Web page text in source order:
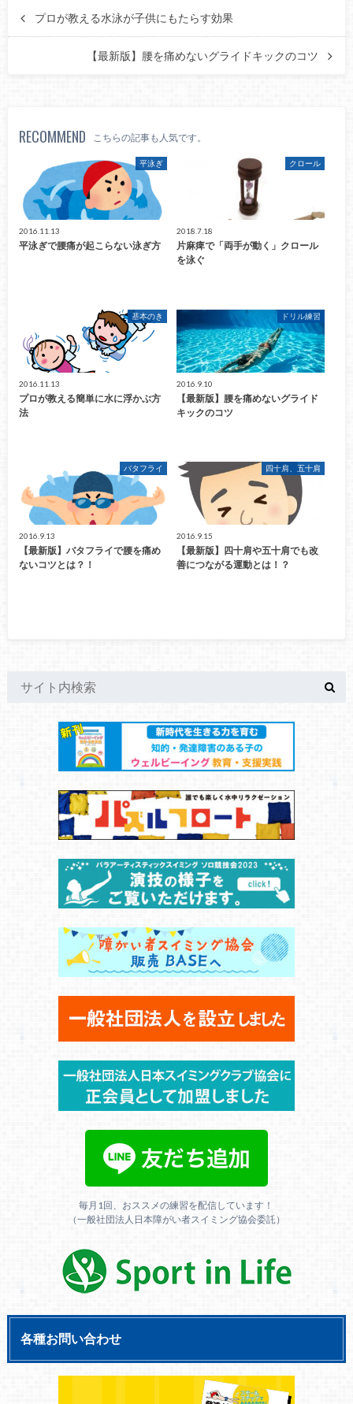
プロが教える水泳が子供にもたらす効果
【最新版】腰を痛めないグライドキックのコツ
RECOMMEND こちらの記事も人気です。
平泳ぎ
2016.11.13
平泳ぎで腰痛が起こらない泳ぎ方
クロール
2018.7.18
片麻痺で「両手が動く」クロール
を泳ぐ
基本のき
2016.11.13
プロが教える簡単に水に浮かぶ方
法
ドリル練習
2016.9.10
【最新版】腰を痛めないグライド
キックのコツ
バタフライ
2016.9.13
【最新版】バタフライで腰を痛め
ないコツとは？！
四十肩、五十肩
2016.9.15
【最新版】四十肩や五十肩でも改
善につながる運動とは！？
毎月1回、おススメの練習を配信しています！
（一般社団法人日本障がい者スイミング協会委託）
各種お問い合わせ